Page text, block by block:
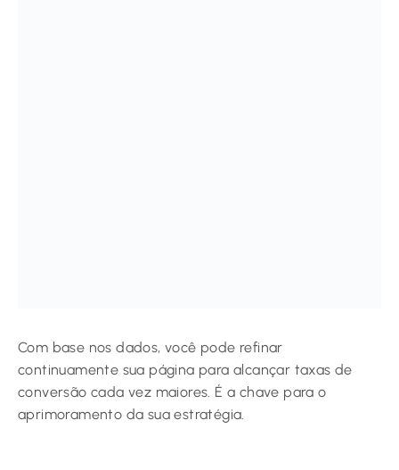
Com base nos dados, você pode refinar
continuamente sua página para alcançar taxas de
conversão cada vez maiores. É a chave para o
aprimoramento da sua estratégia.